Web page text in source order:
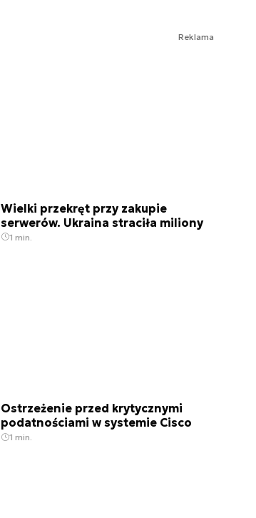
Reklama
Wielki przekręt przy zakupie
serwerów. Ukraina straciła miliony
1 min.
Ostrzeżenie przed krytycznymi
podatnościami w systemie Cisco
1 min.